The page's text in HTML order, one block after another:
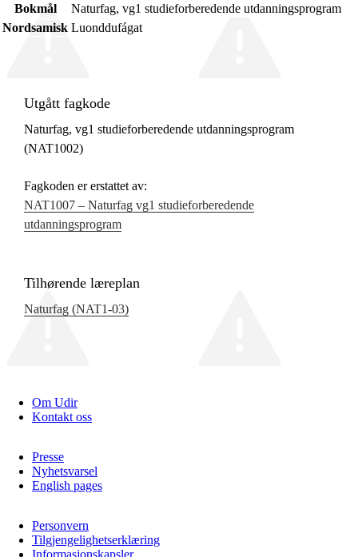
Bokmål
Naturfag, vg1 studieforberedende utdanningsprogram
Nordsamisk Luonddufágat
Utgått fagkode
Naturfag, vg1 studieforberedende utdanningsprogram
(NAT1002)
Fagkoden er erstattet av:
NAT1007 – Naturfag vg1 studieforberedende
utdanningsprogram
Tilhørende læreplan
Naturfag (NAT1‑03)
Om Udir
Kontakt oss
Presse
Nyhetsvarsel
English pages
Personvern
Tilgjengelighetserklæring